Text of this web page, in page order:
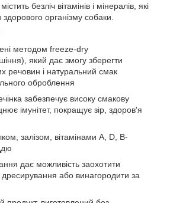
безліч вітамінів і мінералів, які
організму собаки.
методом freeze-dry
який дає змогу зберегти
речовин і натуральний смак
оброблення
забезпечує високу смакову
імунітет, покращує зір, здоров'я
залізом, вітамінами A, D, B-
дає можливість заохотити
або винагородити за